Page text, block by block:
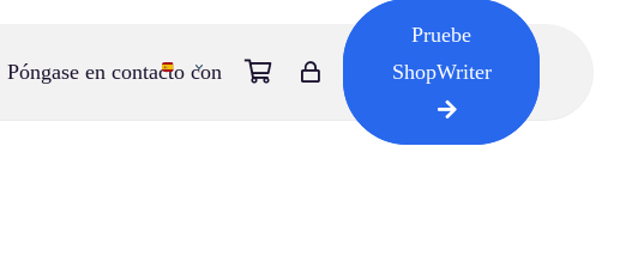
Póngase en contacto con
Pruebe
ShopWriter